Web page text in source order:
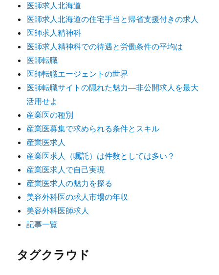
医師求人北海道
医師求人北海道の住宅手当と帰省支援付きの求人
医師求人精神科
医師求人精神科での待遇と労働条件の平均は
医師転職
医師転職エージェントの世界
医師転職サイトの隠れた魅力―非公開求人を最大
活用せよ
産業医の種別
産業医募集で求められる条件とスキル
産業医求人
産業医求人（嘱託）は件数としては多い？
産業医求人で自己実現
産業医求人の魅力を探る
美容外科医の求人市場の年収
美容外科医師求人
記事一覧
タグクラウド